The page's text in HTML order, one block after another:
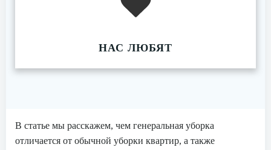
НАС ЛЮБЯТ
В статье мы расскажем, чем генеральная уборка
отличается от обычной уборки квартир, а также